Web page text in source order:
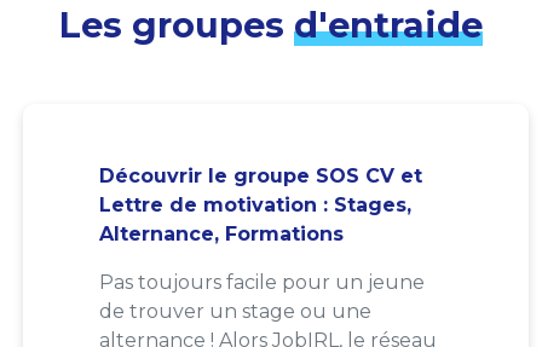
Les groupes d'entraide
Découvrir le groupe SOS CV et
Lettre de motivation : Stages,
Alternance, Formations
Pas toujours facile pour un jeune
de trouver un stage ou une
alternance ! Alors JobIRL, le réseau